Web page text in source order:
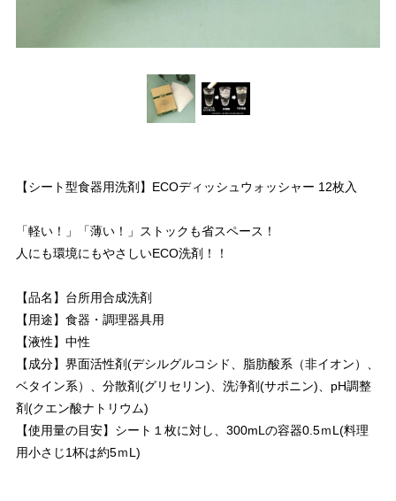
【シート型食器用洗剤】ECOディッシュウォッシャー 12枚入
「軽い！」「薄い！」ストックも省スペース！
人にも環境にもやさしいECO洗剤！！
【品名】台所用合成洗剤
【用途】食器・調理器具用
【液性】中性
【成分】界面活性剤(デシルグルコシド、脂肪酸系（非イオン）、
ベタイン系）、分散剤(グリセリン)、洗浄剤(サポニン)、pH調整
剤(クエン酸ナトリウム)
【使用量の目安】シート１枚に対し、300mLの容器0.5ｍL(料理
用小さじ1杯は約5ｍL)